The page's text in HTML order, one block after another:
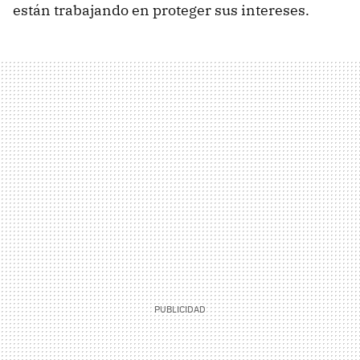
están trabajando en proteger sus intereses.